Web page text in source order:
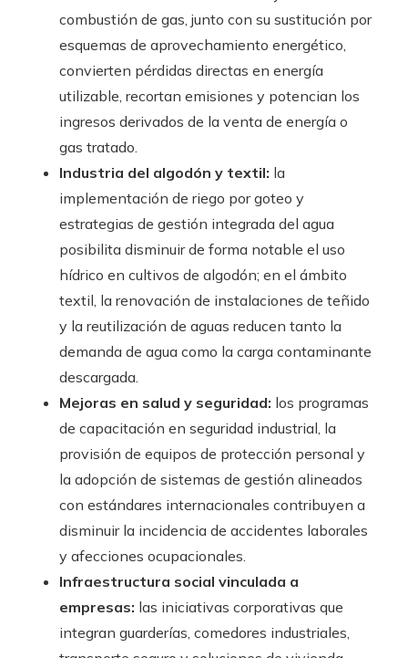
combustión de gas, junto con su sustitución por
esquemas de aprovechamiento energético,
convierten pérdidas directas en energía
utilizable, recortan emisiones y potencian los
ingresos derivados de la venta de energía o
gas tratado.
Industria del algodón y textil: la
implementación de riego por goteo y
estrategias de gestión integrada del agua
posibilita disminuir de forma notable el uso
hídrico en cultivos de algodón; en el ámbito
textil, la renovación de instalaciones de teñido
y la reutilización de aguas reducen tanto la
demanda de agua como la carga contaminante
descargada.
Mejoras en salud y seguridad: los programas
de capacitación en seguridad industrial, la
provisión de equipos de protección personal y
la adopción de sistemas de gestión alineados
con estándares internacionales contribuyen a
disminuir la incidencia de accidentes laborales
y afecciones ocupacionales.
Infraestructura social vinculada a
empresas: las iniciativas corporativas que
integran guarderías, comedores industriales,